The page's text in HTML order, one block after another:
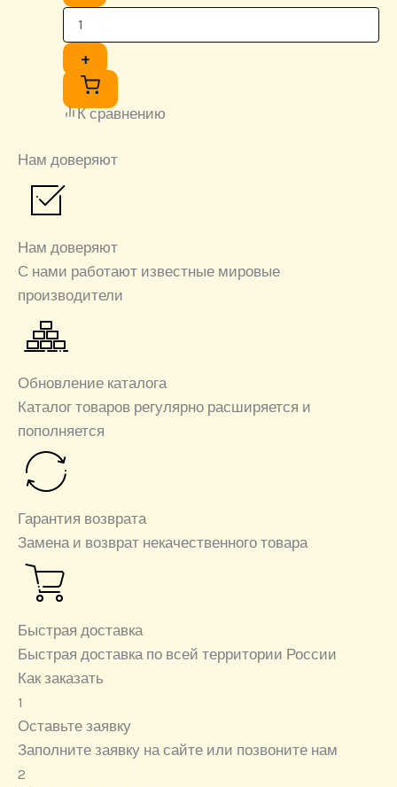
+
К сравнению
Нам доверяют
Нам доверяют
С нами работают известные мировые
производители
Обновление каталога
Каталог товаров регулярно расширяется и
пополняется
Гарантия возврата
Замена и возврат некачественного товара
Быстрая доставка
Быстрая доставка по всей территории России
Как заказать
1
Оставьте заявку
Заполните заявку на сайте или позвоните нам
2